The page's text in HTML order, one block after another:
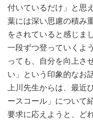
付いているだけ」と思
葉には深い思慮の積み
をされていると感じま
一段ずつ登っていくよ
っても、自分を向上さ
い」という印象的なお
上川先生からは、最近
ースコール」について
要求に応えようと、ど